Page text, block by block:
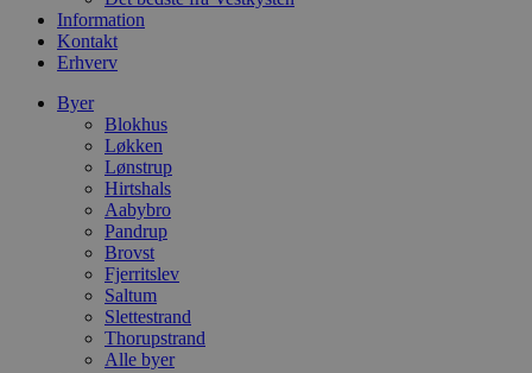
Information
Kontakt
Erhverv
Byer
Blokhus
Løkken
Lønstrup
Hirtshals
Aabybro
Pandrup
Brovst
Fjerritslev
Saltum
Slettestrand
Thorupstrand
Alle byer